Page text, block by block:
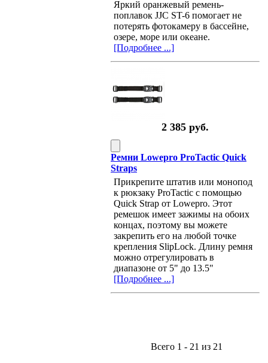
Яркий оранжевый ремень-
поплавок JJC ST-6 помогает не
потерять фотокамеру в бассейне,
озере, море или океане.
[Подробнее ...]
2 385 руб.
Ремни Lowepro ProTactic Quick
Straps
Прикрепите штатив или монопод
к рюкзаку ProTactic с помощью
Quick Strap от Lowepro. Этот
ремешок имеет зажимы на обоих
концах, поэтому вы можете
закрепить его на любой точке
крепления SlipLock. Длину ремня
можно отрегулировать в
диапазоне от 5" до 13.5"
[Подробнее ...]
Всего 1 - 21 из 21